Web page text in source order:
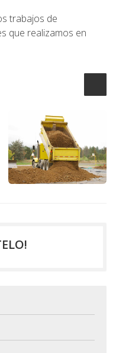
trabajos de
que realizamos en